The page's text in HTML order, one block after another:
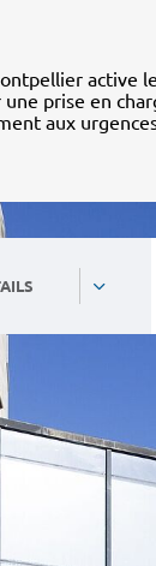
active
prise en
aux